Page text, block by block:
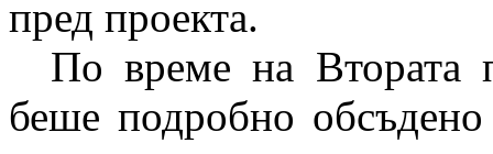
пред проекта.
По време на Втората
беше подробно